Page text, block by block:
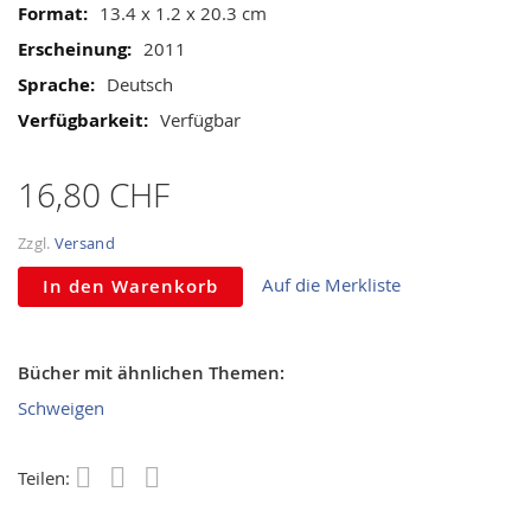
13.4 x 1.2 x 20.3 cm
2011
Deutsch
Verfügbar
16,80 CHF
Zzgl. Versand
In den Warenkorb Auf die Merkliste
Bücher mit ähnlichen Themen:
Schweigen
Teilen: